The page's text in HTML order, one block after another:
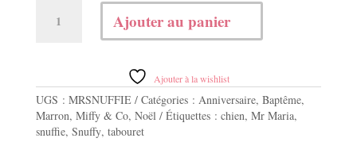
Maria
Ajouter au panier
Ajouter à la wishlist
UGS : MRSNUFFIE Catégories : Anniversaire, Baptême,
Marron, Miffy & Co, Noël Étiquettes : chien, Mr Maria,
snuffie, Snuffy, tabouret